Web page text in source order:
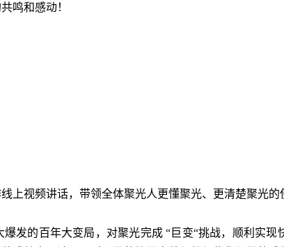
鸣和感动！
视频讲话，带领全体聚光人更懂聚光、更清楚聚光的
的百年大变局，对聚光完成 “巨变“挑战，顺利实现